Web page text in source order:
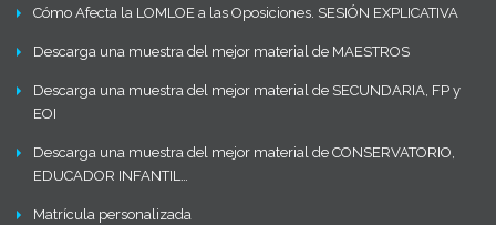
Cómo Afecta la LOMLOE a las Oposiciones. SESIÓN EXPLICATIVA
Descarga una muestra del mejor material de MAESTROS
Descarga una muestra del mejor material de SECUNDARIA, FP y
EOI
Descarga una muestra del mejor material de CONSERVATORIO,
EDUCADOR INFANTIL…
Matrícula personalizada